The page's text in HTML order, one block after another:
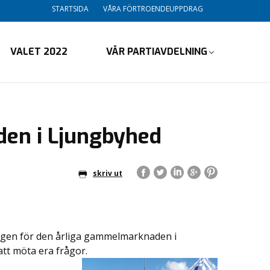
STARTSIDA VÅRA FÖRTROENDEUPPDRAG
VALET 2022 VÅR PARTIAVDELNING
i Ljungbyhed
skriv ut
för den årliga gammelmarknaden i
möta era frågor.